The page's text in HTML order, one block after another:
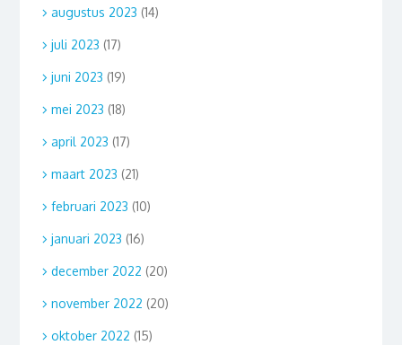
augustus 2023 (14)
juli 2023 (17)
juni 2023 (19)
mei 2023 (18)
april 2023 (17)
maart 2023 (21)
februari 2023 (10)
januari 2023 (16)
december 2022 (20)
november 2022 (20)
oktober 2022 (15)